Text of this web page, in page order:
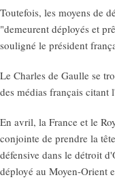
Toutefois, les moyens de
"demeurent déployés et
souligné le président
Le Charles de Gaulle se
des médias français citant
En avril, la France et le
conjointe de prendre la
défensive dans le détroit
déployé au Moyen-Orient